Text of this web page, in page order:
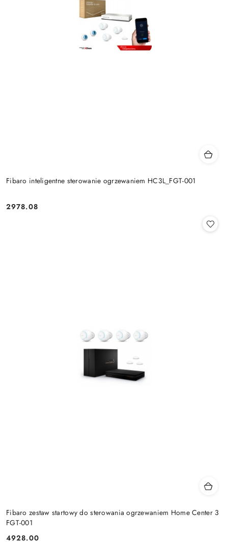
Fibaro inteligentne sterowanie ogrzewaniem HC3L_FGT-001
Cena:
2978.08
Fibaro zestaw startowy do sterowania ogrzewaniem Home Center 3
FGT-001
4928.00